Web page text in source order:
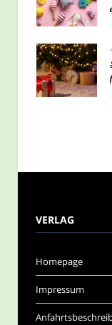
VERLAG
Homepage
Impressum